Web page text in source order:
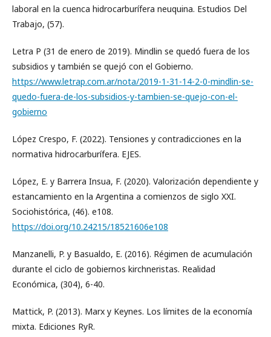
laboral en la cuenca hidrocarburífera neuquina. Estudios Del
Trabajo, (57).
Letra P (31 de enero de 2019). Mindlin se quedó fuera de los
subsidios y también se quejó con el Gobierno.
https://www.letrap.com.ar/nota/2019-1-31-14-2-0-mindlin-se-
quedo-fuera-de-los-subsidios-y-tambien-se-quejo-con-el-
gobierno
López Crespo, F. (2022). Tensiones y contradicciones en la
normativa hidrocarburífera. EJES.
López, E. y Barrera Insua, F. (2020). Valorización dependiente y
estancamiento en la Argentina a comienzos de siglo XXI.
Sociohistórica, (46). e108.
https://doi.org/10.24215/18521606e108
Manzanelli, P. y Basualdo, E. (2016). Régimen de acumulación
durante el ciclo de gobiernos kirchneristas. Realidad
Económica, (304), 6-40.
Mattick, P. (2013). Marx y Keynes. Los límites de la economía
mixta. Ediciones RyR.